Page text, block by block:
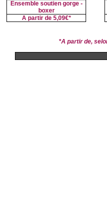
Ensemble soutien gorge -
boxer
A partir de 5,09€*
*A partir de,